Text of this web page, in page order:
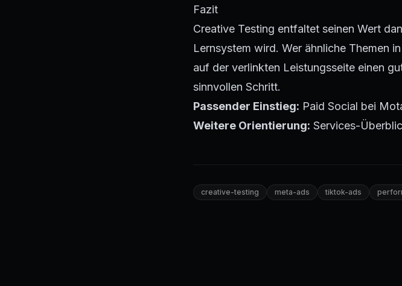
Fazit
Creative Testing entfaltet seinen Wert
Lernsystem wird. Wer ähnliche Themen
auf der verlinkten Leistungsseite einen
sinnvollen Schritt.
Passender Einstieg: Paid Social bei
Weitere Orientierung: Services-
creative-testing meta-ads tiktok-ads